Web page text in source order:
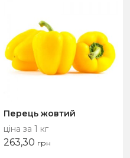
Перець жовтий
ціна за 1 кг
263,30 грн